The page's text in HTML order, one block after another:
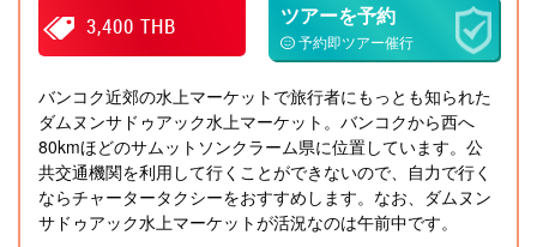
3,400 THB ツアーを予約
予約即ツアー催行
バンコク近郊の水上マーケットで旅行者にもっとも知られた
ダムヌンサドゥアック水上マーケット。バンコクから西へ
80kmほどのサムットソンクラーム県に位置しています。公
共交通機関を利用して行くことができないので、自力で行く
ならチャータータクシーをおすすめします。なお、ダムヌン
サドゥアック水上マーケットが活況なのは午前中です。